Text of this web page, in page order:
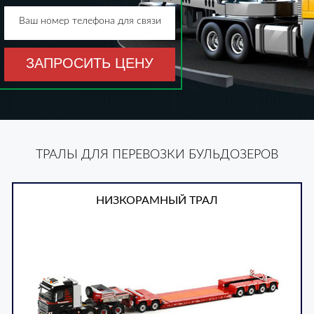
ЗАПРОСИТЬ ЦЕНУ
Ваш номер телефона для связи
ТРАЛЫ ДЛЯ ПЕРЕВОЗКИ БУЛЬДОЗЕРОВ
НИЗКОРАМНЫЙ ТРАЛ